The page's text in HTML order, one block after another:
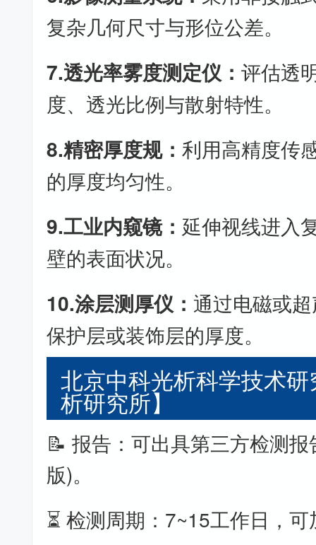
复杂几何尺寸与形位公差。
7.透光率雾度测定仪：评估透
度、透光比例与散射特性。
8.精密厚度规：利用高精度传
的厚度均匀性。
9.工业内窥镜： 延伸视线进入
壁的表面状况。
10.涂层测厚仪： 通过电磁或
保护层或装饰层的厚度。
北京中科光析科学技术
析研究所】
📝 报告：可出具第三方检测
版)。
⏳ 检测周期：7~15工作日，